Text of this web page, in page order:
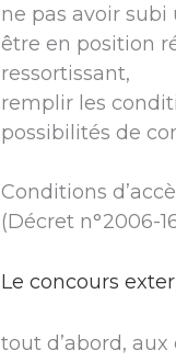
ne pas avoir
être en position
ressortissant,
remplir les
possibilités de
Conditions
(Décret n°2006-
Le concours
tout d’abord,